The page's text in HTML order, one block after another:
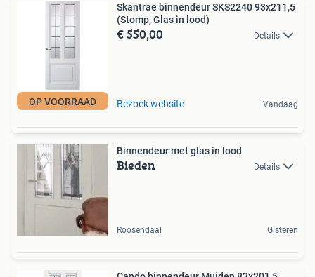
OP VOORRAAD
Skantrae binnendeur SKS2240 93x211,5
(Stomp, Glas in lood)
€ 550,00 Details
Bezoek website Vandaag
Binnendeur met glas in lood
Bieden Details
Roosendaal Gisteren